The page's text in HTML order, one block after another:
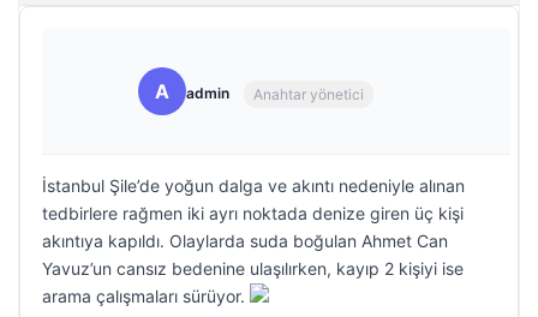
A admin Anahtar yönetici
İstanbul Şile’de yoğun dalga ve akıntı nedeniyle alınan
tedbirlere rağmen iki ayrı noktada denize giren üç kişi
akıntıya kapıldı. Olaylarda suda boğulan Ahmet Can
Yavuz’un cansız bedenine ulaşılırken, kayıp 2 kişiyi ise
arama çalışmaları sürüyor.